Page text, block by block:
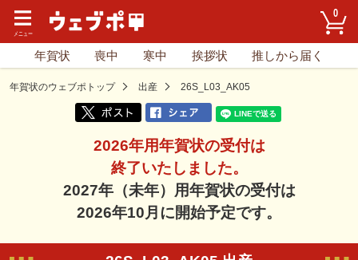
0
年賀状 喪中 寒中 挨拶状 推しから届く
年賀状のウェブポトップ 出産 26S_L03_AK05
2026年用年賀状の受付は
終了いたしました。
2027年（未年）用年賀状の受付は
2026年10月に開始予定です。